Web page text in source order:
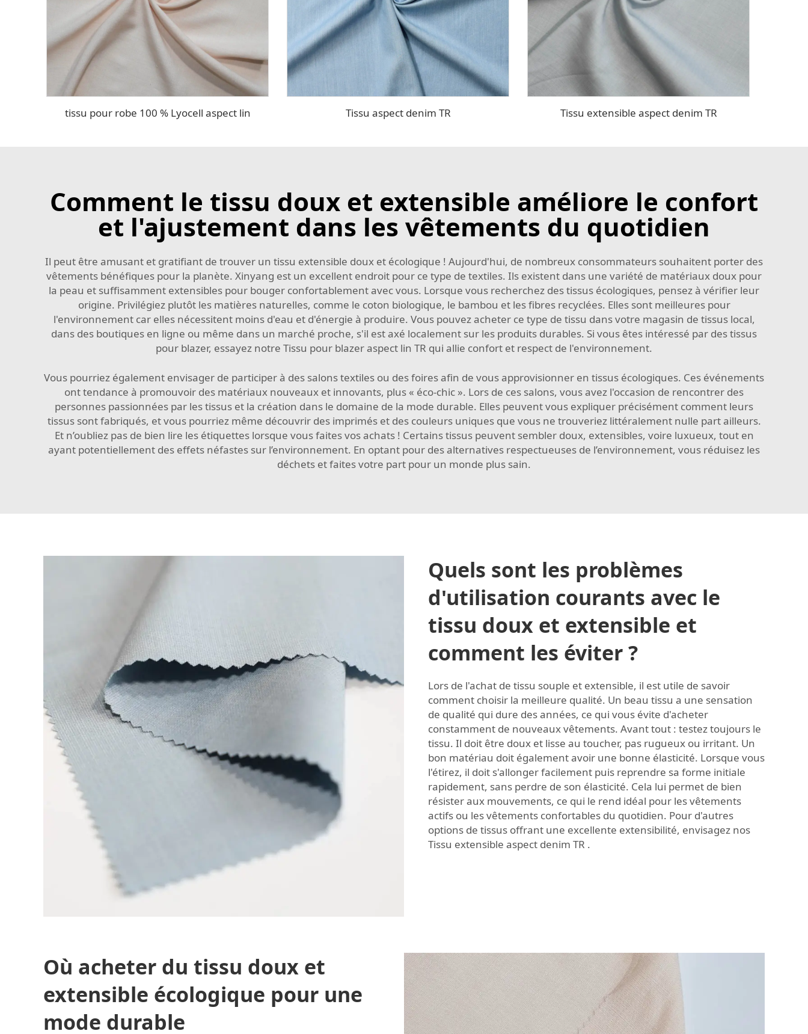
tissu pour robe 100 % Lyocell aspect lin Tissu aspect denim TR Tissu extensible aspect denim TR
Comment le tissu doux et extensible améliore le confort
et l'ajustement dans les vêtements du quotidien
Il peut être amusant et gratifiant de trouver un tissu extensible doux et écologique ! Aujourd'hui, de nombreux consommateurs souhaitent porter des
vêtements bénéfiques pour la planète. Xinyang est un excellent endroit pour ce type de textiles. Ils existent dans une variété de matériaux doux pour
la peau et suffisamment extensibles pour bouger confortablement avec vous. Lorsque vous recherchez des tissus écologiques, pensez à vérifier leur
origine. Privilégiez plutôt les matières naturelles, comme le coton biologique, le bambou et les fibres recyclées. Elles sont meilleures pour
l'environnement car elles nécessitent moins d'eau et d'énergie à produire. Vous pouvez acheter ce type de tissu dans votre magasin de tissus local,
dans des boutiques en ligne ou même dans un marché proche, s'il est axé localement sur les produits durables. Si vous êtes intéressé par des tissus
pour blazer, essayez notre Tissu pour blazer aspect lin TR qui allie confort et respect de l'environnement.
Vous pourriez également envisager de participer à des salons textiles ou des foires afin de vous approvisionner en tissus écologiques. Ces événements
ont tendance à promouvoir des matériaux nouveaux et innovants, plus « éco-chic ». Lors de ces salons, vous avez l'occasion de rencontrer des
personnes passionnées par les tissus et la création dans le domaine de la mode durable. Elles peuvent vous expliquer précisément comment leurs
tissus sont fabriqués, et vous pourriez même découvrir des imprimés et des couleurs uniques que vous ne trouveriez littéralement nulle part ailleurs.
Et n’oubliez pas de bien lire les étiquettes lorsque vous faites vos achats ! Certains tissus peuvent sembler doux, extensibles, voire luxueux, tout en
ayant potentiellement des effets néfastes sur l’environnement. En optant pour des alternatives respectueuses de l’environnement, vous réduisez les
déchets et faites votre part pour un monde plus sain.
Quels sont les problèmes
d'utilisation courants avec le
tissu doux et extensible et
comment les éviter ?
Lors de l'achat de tissu souple et extensible, il est utile de savoir
comment choisir la meilleure qualité. Un beau tissu a une sensation
de qualité qui dure des années, ce qui vous évite d'acheter
constamment de nouveaux vêtements. Avant tout : testez toujours le
tissu. Il doit être doux et lisse au toucher, pas rugueux ou irritant. Un
bon matériau doit également avoir une bonne élasticité. Lorsque vous
l'étirez, il doit s'allonger facilement puis reprendre sa forme initiale
rapidement, sans perdre de son élasticité. Cela lui permet de bien
résister aux mouvements, ce qui le rend idéal pour les vêtements
actifs ou les vêtements confortables du quotidien. Pour d'autres
options de tissus offrant une excellente extensibilité, envisagez nos
Tissu extensible aspect denim TR .
Où acheter du tissu doux et
extensible écologique pour une
mode durable